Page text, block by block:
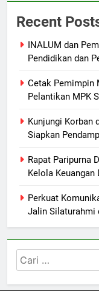
Recent
INALUM dan
Pendidikan dan
Cetak Pemimpin
Pelantikan MPK
Kunjungi Korban
Siapkan
Rapat Paripurna
Kelola Keuangan
Perkuat
Jalin Silaturahmi
Cari
untuk: